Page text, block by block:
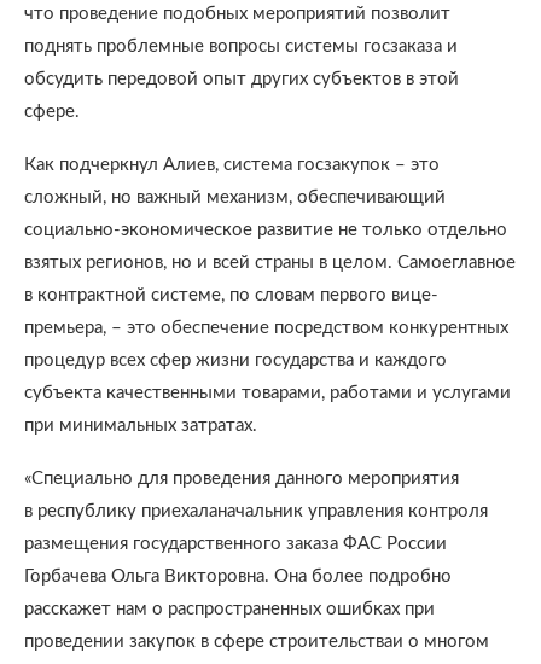
что проведение подобных мероприятий позволит
поднять проблемные вопросы системы госзаказа и
обсудить передовой опыт других субъектов в этой
сфере.
Как подчеркнул Алиев, система госзакупок – это
сложный, но важный механизм, обеспечивающий
социально-экономическое развитие не только отдельно
взятых регионов, но и всей страны в целом. Самоеглавное
в контрактной системе, по словам первого вице-
премьера, – это обеспечение посредством конкурентных
процедур всех сфер жизни государства и каждого
субъекта качественными товарами, работами и услугами
при минимальных затратах.
«Специально для проведения данного мероприятия
в республику приехаланачальник управления контроля
размещения государственного заказа ФАС России
Горбачева Ольга Викторовна. Она более подробно
расскажет нам о распространенных ошибках при
проведении закупок в сфере строительстваи о многом